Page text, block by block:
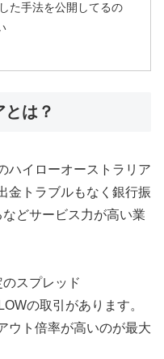
た手法を公開してるの
は？
ハイローオーストラリア
金トラブルもなく銀行振
どサービス力が高い業
スプレッド
の取引があります。
ウト倍率が高いのが最大